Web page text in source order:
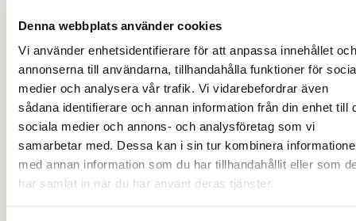
Denna webbplats använder cookies
Vi använder enhetsidentifierare för att anpassa innehållet och
annonserna till användarna, tillhandahålla funktioner för
medier och analysera vår trafik. Vi vidarebefordrar även
sådana identifierare och annan information från din enhet till
sociala medier och annons- och analysföretag som vi
samarbetar med. Dessa kan i sin tur kombinera
med annan information som du har tillhandahållit eller som
har samlat in när du har använt deras tjänster.
Metsätila Lisä-Tuiskula 65:0